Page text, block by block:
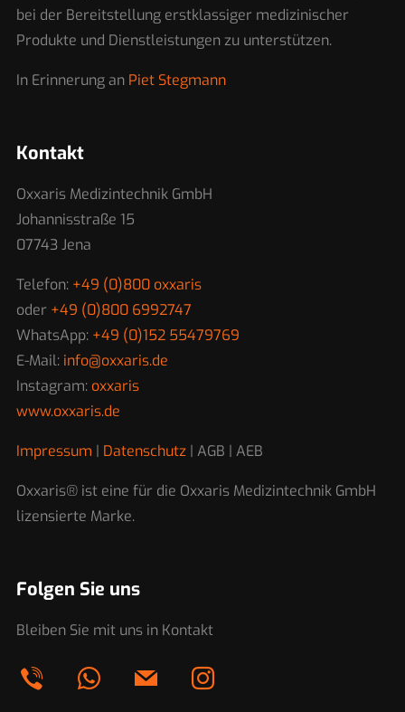
bei der Bereitstellung erstklassiger medizinischer
Produkte und Dienstleistungen zu unterstützen.
In Erinnerung an Piet Stegmann
Kontakt
Oxxaris Medizintechnik GmbH
Johannisstraße 15
07743 Jena
Telefon: +49 (0)800 oxxaris
oder +49 (0)800 6992747
WhatsApp: +49 (0)152 55479769
E-Mail: info@oxxaris.de
Instagram: oxxaris
www.oxxaris.de
Impressum | Datenschutz| AGB | AEB
Oxxaris® ist eine für die Oxxaris Medizintechnik GmbH
lizensierte Marke.
Folgen Sie uns
Bleiben Sie mit uns in Kontakt
viber
whatsapp instagram